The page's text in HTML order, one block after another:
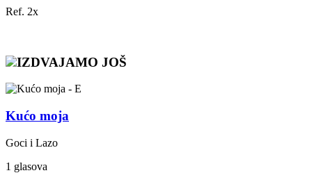
Ref. 2x
IZDVAJAMO JOŠ
Kućo moja
Goci i Lazo
1 glasova